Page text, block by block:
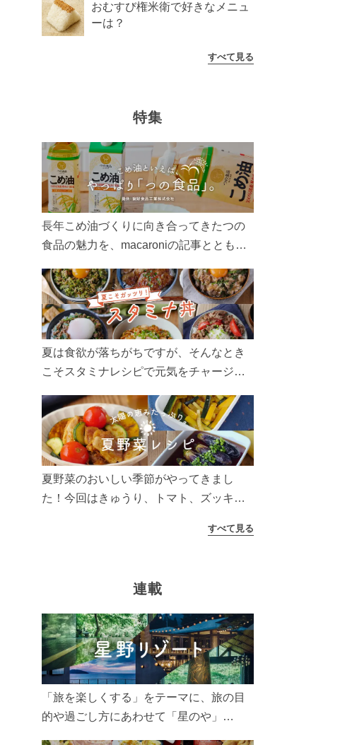
おむすび権米衛で好きなメニュ
ーは？
すべて見る
特集
長年こめ油づくりに向き合ってきたつの
食品の魅力を、macaroniの記事とともに
ん、製造現場や品質へのこだわりまで。
こめ油をもっと好きになるコンテンツを
ぜひお楽しみください。
夏は食欲が落ちがちですが、そんなとき
こそスタミナレシピで元気をチャージ！
リ食べて、夏バテを吹き飛ばしましょ
う！
夏野菜のおいしい季節がやってきまし
た！今回はきゅうり、トマト、ズッキー
太陽の光をたっぷりあびた夏野菜は栄養
すべて見る
連載
「旅を楽しくする」をテーマに、旅の目
的や過ごし方にあわせて「星のや」